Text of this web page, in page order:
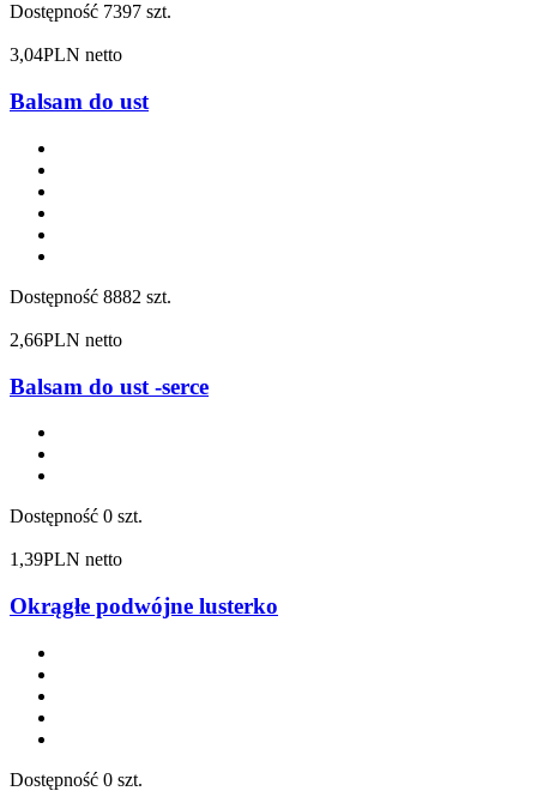
Dostępność 7397 szt.
3,04PLN netto
Balsam do ust
Dostępność 8882 szt.
2,66PLN netto
Balsam do ust -serce
Dostępność 0 szt.
1,39PLN netto
Okrągłe podwójne lusterko
Dostępność 0 szt.